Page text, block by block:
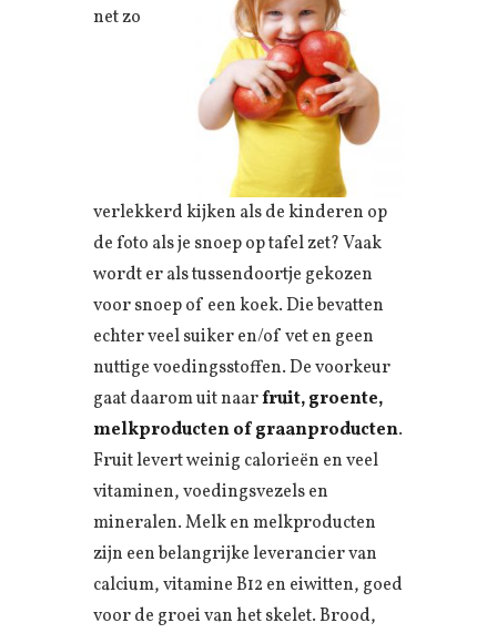
net zo
verlekkerd kijken als de kinderen op
de foto als je snoep op tafel zet? Vaak
wordt er als tussendoortje gekozen
voor snoep of een koek. Die bevatten
echter veel suiker en/of vet en geen
nuttige voedingsstoffen. De voorkeur
gaat daarom uit naarfruit, groente,
melkproducten of graanproducten.
Fruit levert weinig calorieën en veel
vitaminen, voedingsvezels en
mineralen. Melk en melkproducten
zijn een belangrijke leverancier van
calcium, vitamine B12 en eiwitten, goed
voor de groei van het skelet. Brood,